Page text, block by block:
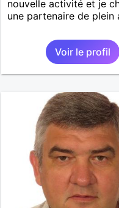
nouvelle activité et je
une partenaire de plein
Voir le profil